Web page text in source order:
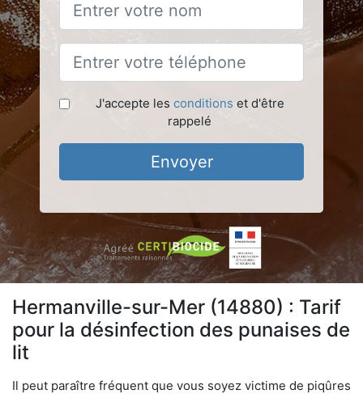
J'accepte les conditions et d'être
rappelé
Envoyer
Hermanville-sur-Mer (14880) : Tarif
pour la désinfection des punaises de
lit
Il peut paraître fréquent que vous soyez victime de piqûres